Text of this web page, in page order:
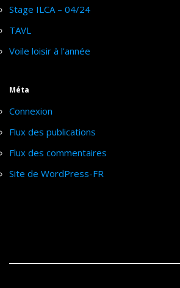
Stage ILCA – 04/24
TAVL
Voile loisir à l'année
Méta
Connexion
Flux des publications
Flux des commentaires
Site de WordPress-FR